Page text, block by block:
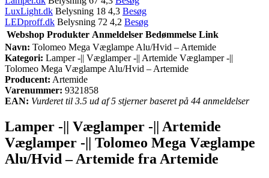
LuxLight.dk Belysning 18 4,3 Besøg
LEDproff.dk Belysning 72 4,2 Besøg
Webshop Produkter Anmeldelser Bedømmelse Link
Navn: Tolomeo Mega Væglampe Alu/Hvid – Artemide
Kategori: Lamper -|| Væglamper -|| Artemide Væglamper -||
Tolomeo Mega Væglampe Alu/Hvid – Artemide
Producent: Artemide
Varenummer: 9321858
EAN: Vurderet til 3.5 ud af 5 stjerner baseret på 44 anmeldelser
Lamper -|| Væglamper -|| Artemide
Væglamper -|| Tolomeo Mega Væglampe
Alu/Hvid – Artemide fra Artemide